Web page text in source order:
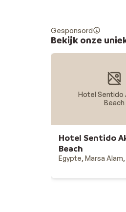
Gesponsord
Bekijk onze
Hotel Sentido
Beach
Hotel Sentido
Beach
Egypte, Marsa